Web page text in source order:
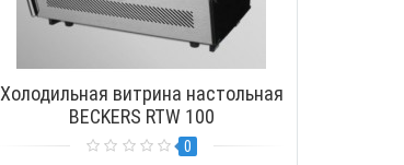
Холодильная витрина настольная
BECKERS RTW 100
0